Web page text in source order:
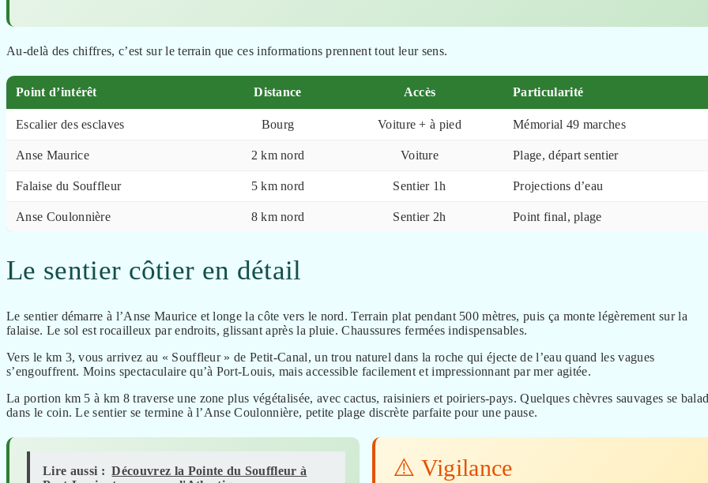
Au-delà des chiffres, c’est sur le terrain que ces informations prennent tout leur sens.
Point d’intérêt Distance Accès Particularité
Escalier des esclaves Bourg Voiture + à pied Mémorial 49 marches
Anse Maurice 2 km nord Voiture Plage, départ sentier
Falaise du Souffleur 5 km nord Sentier 1h Projections d’eau
Anse Coulonnière 8 km nord Sentier 2h Point final, plage
Le sentier côtier en détail
Le sentier démarre à l’Anse Maurice et longe la côte vers le nord. Terrain plat pendant 500 mètres, puis ça monte légèrement sur la
falaise. Le sol est rocailleux par endroits, glissant après la pluie. Chaussures fermées indispensables.
Vers le km 3, vous arrivez au « Souffleur » de Petit-Canal, un trou naturel dans la roche qui éjecte de l’eau quand les vagues
s’engouffrent. Moins spectaculaire qu’à Port-Louis, mais accessible facilement et impressionnant par mer agitée.
La portion km 5 à km 8 traverse une zone plus végétalisée, avec cactus, raisiniers et poiriers-pays. Quelques chèvres sauvages se
dans le coin. Le sentier se termine à l’Anse Coulonnière, petite plage discrète parfaite pour une pause.
Lire aussi : Découvrez la Pointe du Souffleur à
⚠️ Vigilance